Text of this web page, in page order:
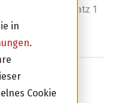
in
.
Cookie
interessiert. Platz 1